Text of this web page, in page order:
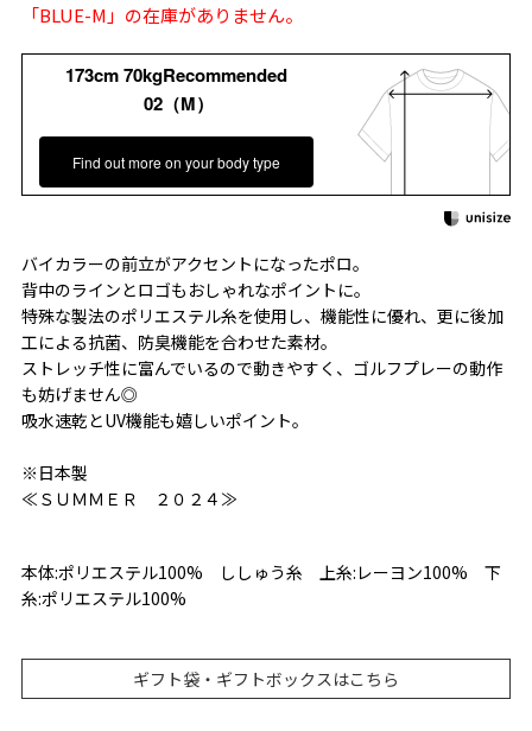
「BLUE-M」の在庫がありません。
173cm 70kgRecommended
02（M）
Find out more on your body type
バイカラーの前立がアクセントになったポロ。
背中のラインとロゴもおしゃれなポイントに。
特殊な製法のポリエステル糸を使用し、機能性に優れ、更に後加
工による抗菌、防臭機能を合わせた素材。
ストレッチ性に富んでいるので動きやすく、ゴルフプレーの動作
も妨げません◎
吸水速乾とUV機能も嬉しいポイント。
※日本製
≪ＳＵＭＭＥＲ ２０２４≫
本体:ポリエステル100% ししゅう糸 上糸:レーヨン100% 下
糸:ポリエステル100%
ギフト袋・ギフトボックスはこちら